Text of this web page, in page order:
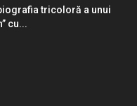
tricoloră a unui
cu...